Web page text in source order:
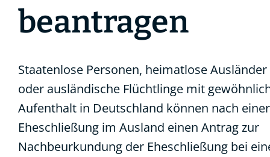
beantragen
Staatenlose Personen, heimatlose Ausländer
oder ausländische Flüchtlinge mit
Aufenthalt in Deutschland können nach einer
Eheschließung im Ausland einen Antrag zur
Nachbeurkundung der Eheschließung bei